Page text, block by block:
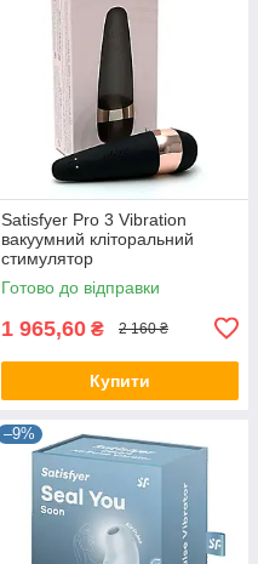
Satisfyer Pro 3 Vibration
вакуумний кліторальний
стимулятор
Готово до відправки
1 965,60 ₴ 2 160 ₴
Купити
–9%